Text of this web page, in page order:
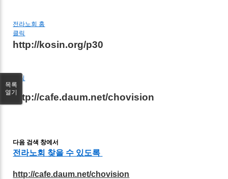
전라노회 홈
클릭
http://kosin.org/p30
클릭
http://cafe.daum.net/chovision
다음 검색 창에서
전라노회 찾을 수 있도록
http://cafe.daum.net/chovision
목록
열기